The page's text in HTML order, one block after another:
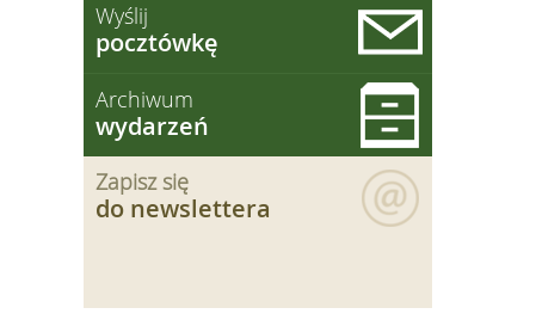
Wyślij
pocztówkę
Archiwum
wydarzeń
Zapisz się
do newslettera